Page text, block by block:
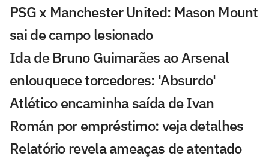
PSG x Manchester United: Mason Mount
sai de campo lesionado
Ida de Bruno Guimarães ao Arsenal
enlouquece torcedores: 'Absurdo'
Atlético encaminha saída de Ivan
Román por empréstimo: veja detalhes
Relatório revela ameaças de atentado